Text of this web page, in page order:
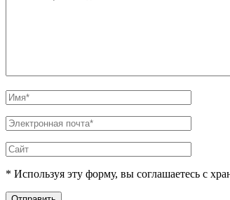
* Используя эту форму, вы соглашаетесь с